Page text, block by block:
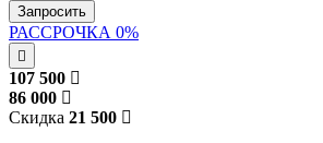
Запросить
РАССРОЧКА 0%
107 500
86 000
Скидка 21 500